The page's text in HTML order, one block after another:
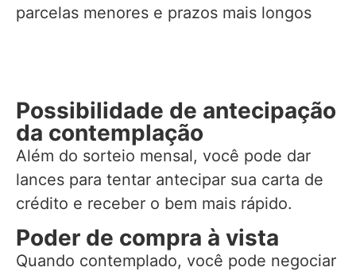
parcelas menores e prazos mais longos
Possibilidade de antecipação
da contemplação
Além do sorteio mensal, você pode dar
lances para tentar antecipar sua carta de
crédito e receber o bem mais rápido.
Poder de compra à vista
Quando contemplado, você pode negociar